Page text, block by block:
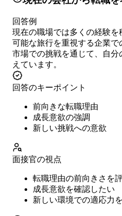
回答例
現在の職場では多くの経験
可能な旅行を重視する企業
市場での挑戦を通じて、自
えています。
回答のキーポイント
前向きな転職理由
成長意欲の強調
新しい挑戦への意欲
面接官の視点
転職理由の前向きさを
成長意欲を確認したい
新しい環境での適応力